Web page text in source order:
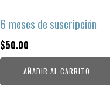
6 meses de suscripción
$50.00
AÑADIR AL CARRITO